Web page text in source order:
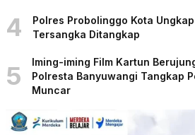
4
Polres Probolinggo Kota
Tersangka Ditangkap
5
Iming-iming Film Kartun
Polresta Banyuwangi Tangkap
Muncar